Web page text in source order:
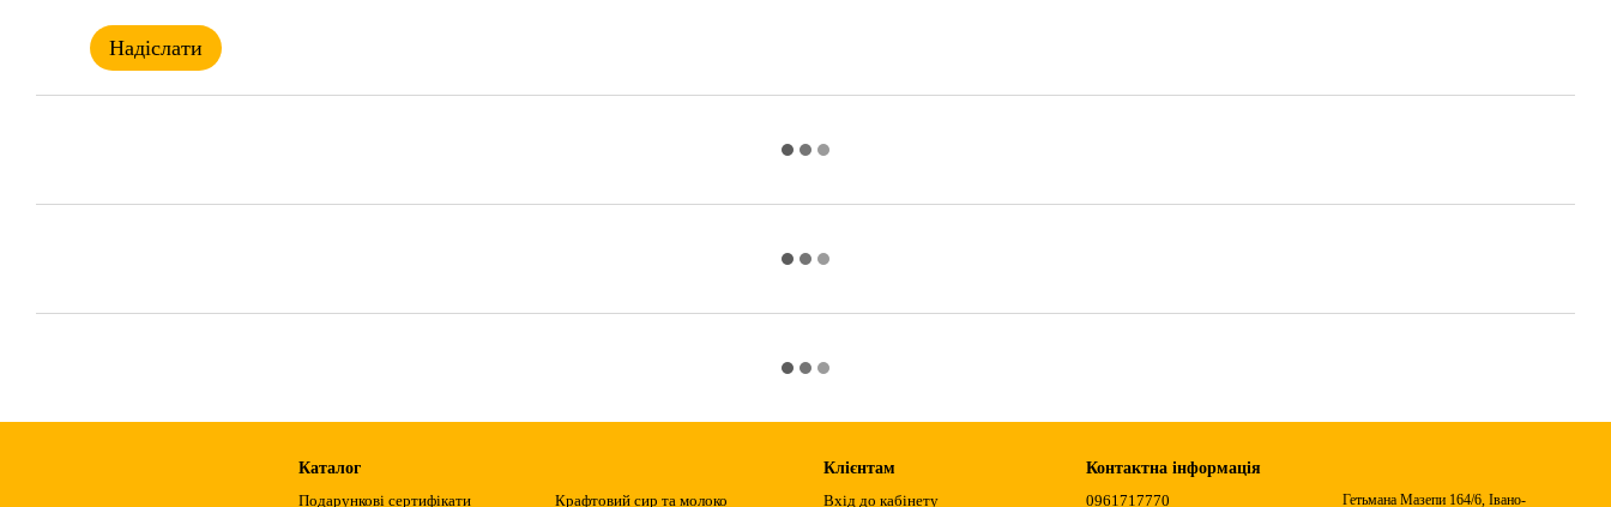
Надіслати
Каталог
Подарункові сертифікати
Крафтовий сир та молоко
Клієнтам
Вхід до кабінету
Контактна інформація
0961717770
Гетьмана Мазепи 164/6, Івано-